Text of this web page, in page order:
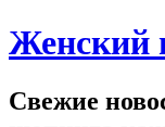
Женский
Свежие